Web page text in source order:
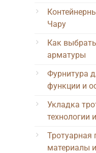
Чару
Как
арматуры
Фурнитура
функции и
Укладка
технологии
Тротуарная
материалы